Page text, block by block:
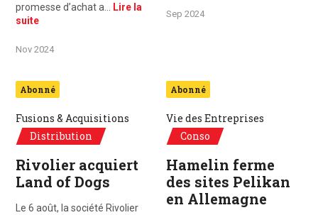
promesse d’achat a…
Lire la
suite
Nov 2024
Sep 2024
Abonné
Fusions & Acquisitions
Distribution
Rivolier acquiert
Land of Dogs
Le 6 août, la société Rivolier
Abonné
Vie des Entreprises
Conso
Hamelin ferme
des sites Pelikan
en Allemagne